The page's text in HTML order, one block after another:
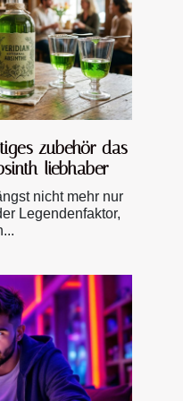
zubehör das
liebhaber
nicht mehr nur
Legendenfaktor,